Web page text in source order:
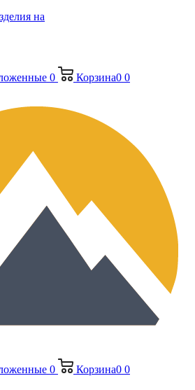
на
0 Корзина0 0
0 Корзина0 0